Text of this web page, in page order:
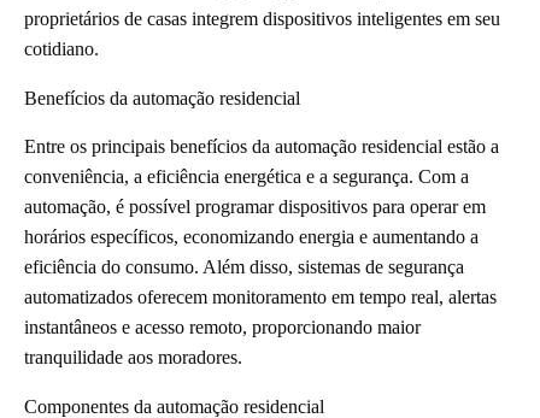
proprietários de casas integrem dispositivos inteligentes em seu
cotidiano.
Benefícios da automação residencial
Entre os principais benefícios da automação residencial estão a
conveniência, a eficiência energética e a segurança. Com a
automação, é possível programar dispositivos para operar em
horários específicos, economizando energia e aumentando a
eficiência do consumo. Além disso, sistemas de segurança
automatizados oferecem monitoramento em tempo real, alertas
instantâneos e acesso remoto, proporcionando maior
tranquilidade aos moradores.
Componentes da automação residencial